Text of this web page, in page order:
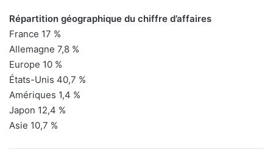
Répartition géographique du chiffre d’affaires
France 17 %
Allemagne 7,8 %
Europe 10 %
États-Unis 40,7 %
Amériques 1,4 %
Japon 12,4 %
Asie 10,7 %